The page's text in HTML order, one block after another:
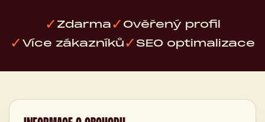
✓ Zdarma✓ Ověřený profil
✓ Více zákazníků✓ SEO optimalizace